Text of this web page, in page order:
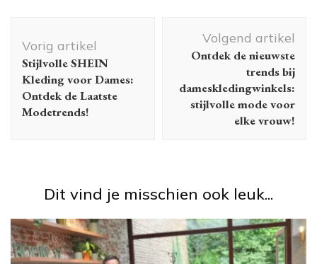
Vorig artikel
Stijlvolle SHEIN
Kleding voor Dames:
Ontdek de Laatste
Modetrends!
Volgend artikel
Ontdek de nieuwste
trends bij
dameskledingwinkels:
stijlvolle mode voor
elke vrouw!
Dit vind je misschien ook leuk...